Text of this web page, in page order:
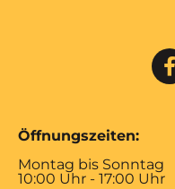
Öffnungszeiten:
Montag bis Sonntag
10:00 Uhr - 17:00 Uhr